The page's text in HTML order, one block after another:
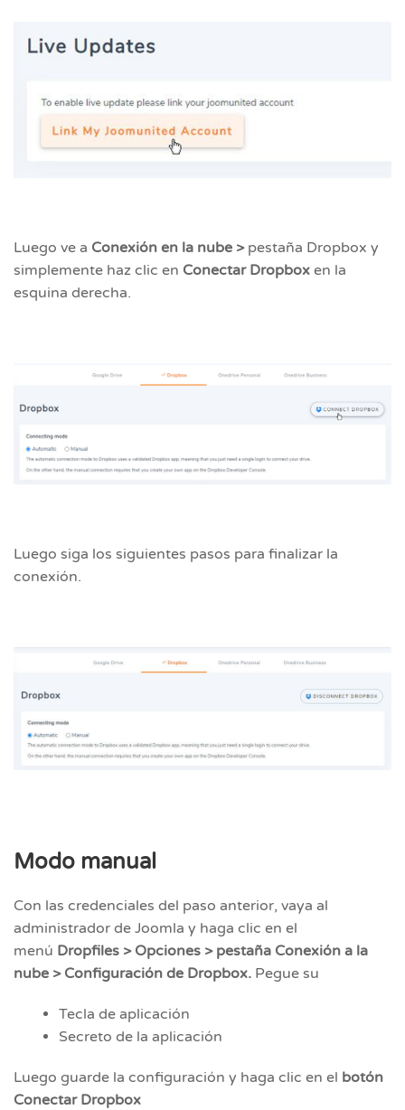
Luego ve a Conexión en la nube >pestaña Dropbox y
simplemente haz clic en Conectar Dropbox en la
esquina derecha.
Luego siga los siguientes pasos para finalizar la
conexión.
Modo manual
Con las credenciales del paso anterior, vaya al
administrador de Joomla y haga clic en el
menú Dropfiles > Opciones > pestaña Conexión a la
nube > Configuración de Dropbox. Pegue su
Tecla de aplicación
Secreto de la aplicación
Luego guarde la configuración y haga clic en el botón
Conectar Dropbox